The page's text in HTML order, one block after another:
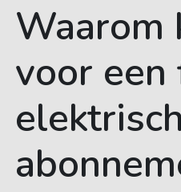
Waarom
voor